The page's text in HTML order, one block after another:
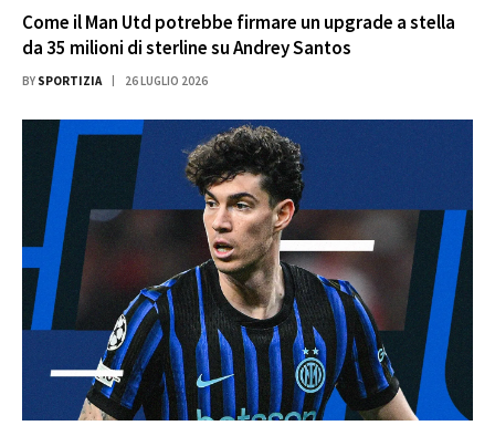
Come il Man Utd potrebbe firmare un upgrade a stella
da 35 milioni di sterline su Andrey Santos
BY SPORTIZIA 26 LUGLIO 2026